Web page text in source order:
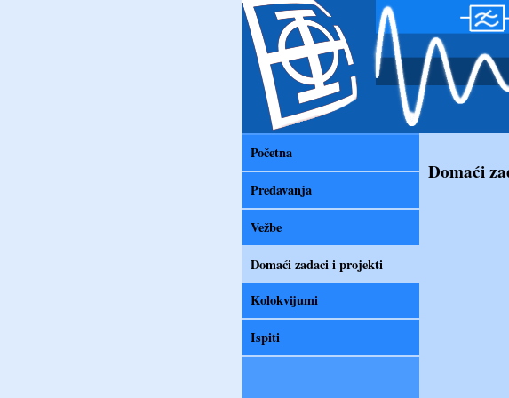
Početna
Predavanja
Vežbe
Domaći zadaci i projekti
Kolokvijumi
Ispiti
Domaći